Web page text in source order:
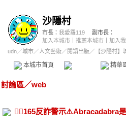
沙隱村
市長： 我愛羅119
副市長：
加入本城市
推薦本城市 加入
udn／城市／人文藝術／閱讀出版 ／ 【沙隱村】
本城市首頁 精華
討論區／web
👮‍♂️165反詐警示⚠️Abracadabra